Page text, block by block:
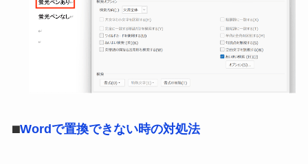
⬛︎Wordで置換できない時の対処法